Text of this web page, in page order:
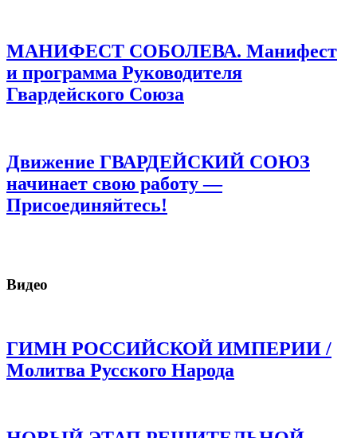
МАНИФЕСТ СОБОЛЕВА. Манифест
и программа Руководителя
Гвардейского Союза
Движение ГВАРДЕЙСКИЙ СОЮЗ
начинает свою работу —
Присоединяйтесь!
Видео
ГИМН РОССИЙСКОЙ ИМПЕРИИ /
Молитва Русского Народа